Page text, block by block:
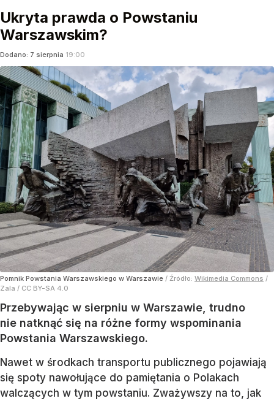
Ukryta prawda o Powstaniu
Warszawskim?
Dodano: 7 sierpnia 19:00
Pomnik Powstania Warszawskiego w Warszawie / Źródło: Wikimedia Commons /
Zala / CC BY-SA 4.0
Przebywając w sierpniu w Warszawie, trudno
nie natknąć się na różne formy wspominania
Powstania Warszawskiego.
Nawet w środkach transportu publicznego pojawiają
się spoty nawołujące do pamiętania o Polakach
walczących w tym powstaniu. Zważywszy na to, jak